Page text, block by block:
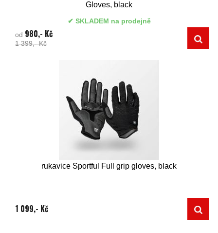
Gloves, black
SKLADEM na prodejně
od 980,- Kč
1 399,- Kč
rukavice Sportful Full grip gloves, black
1 099,- Kč